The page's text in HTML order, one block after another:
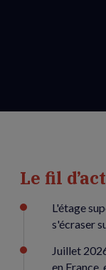
Le fil
L'étage
s'écraser
Juillet
en France,